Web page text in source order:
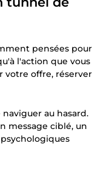
pensées pour
l'action que vous
votre offre, réserver
au hasard.
message ciblé, un